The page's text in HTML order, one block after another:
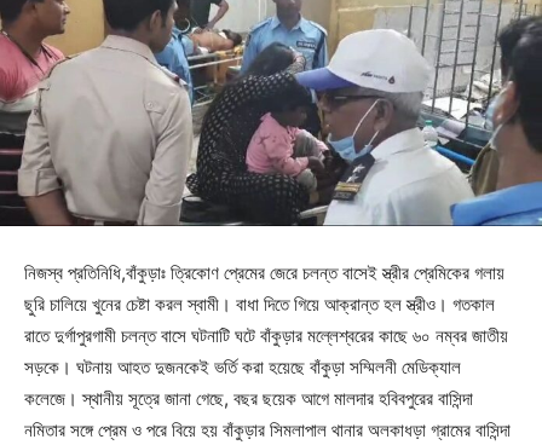
নিজস্ব প্রতিনিধি,বাঁকুড়াঃ ত্রিকোণ প্রেমের জেরে চলন্ত বাসেই স্ত্রীর প্রেমিকের গলায়
ছুরি চালিয়ে খুনের চেষ্টা করল স্বামী। বাধা দিতে গিয়ে আক্রান্ত হল স্ত্রীও। গতকাল
রাতে দুর্গাপুরগামী চলন্ত বাসে ঘটনাটি ঘটে বাঁকুড়ার মল্লেশ্বরের কাছে ৬০ নম্বর জাতীয়
সড়কে। ঘটনায় আহত দুজনকেই ভর্তি করা হয়েছে বাঁকুড়া সম্মিলনী মেডিক্যাল
কলেজে। স্থানীয় সূত্রে জানা গেছে, বছর ছয়েক আগে মালদার হবিবপুরের বাসিন্দা
নমিতার সঙ্গে প্রেম ও পরে বিয়ে হয় বাঁকুড়ার সিমলাপাল থানার অলকাধড়া গ্রামের বাসিন্দা